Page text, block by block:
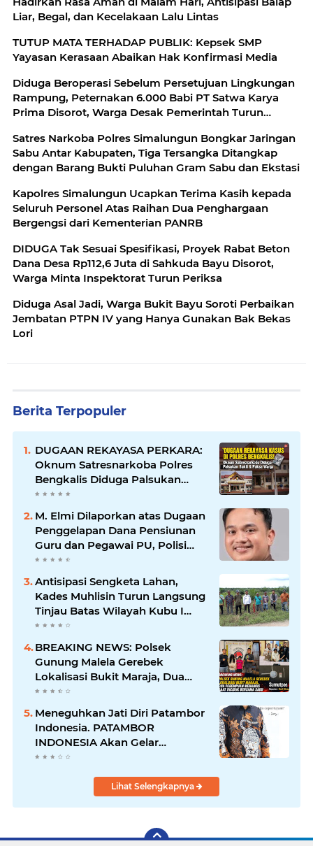
Liar, Begal, dan Kecelakaan Lalu Lintas
TUTUP MATA TERHADAP PUBLIK: Kepsek SMP
Yayasan Kerasaan Abaikan Hak Konfirmasi Media
Diduga Beroperasi Sebelum Persetujuan Lingkungan
Rampung, Peternakan 6.000 Babi PT Satwa Karya
Prima Disorot, Warga Desak Pemerintah Turun
Satres Narkoba Polres Simalungun Bongkar Jaringan
Sabu Antar Kabupaten, Tiga Tersangka Ditangkap
dengan Barang Bukti Puluhan Gram Sabu dan Ekstasi
Kapolres Simalungun Ucapkan Terima Kasih kepada
Seluruh Personel Atas Raihan Dua Penghargaan
Bergengsi dari Kementerian PANRB
DIDUGA Tak Sesuai Spesifikasi, Proyek Rabat Beton
Dana Desa Rp112,6 Juta di Sahkuda Bayu Disorot,
Warga Minta Inspektorat Turun Periksa
Diduga Asal Jadi, Warga Bukit Bayu Soroti Perbaikan
Jembatan PTPN IV yang Hanya Gunakan Bak Bekas
Lori
Berita Terpopuler
DUGAAN REKAYASA PERKARA:
Oknum Satresnarkoba Polres
Bengkalis Diduga Palsukan
Barang Bukti Hingga Paksa
Warga Hadir di TKP
M. Elmi Dilaporkan atas Dugaan
Penggelapan Dana Pensiunan
Guru dan Pegawai PU, Polisi
Pastikan Proses Hukum
Berjalan
Antisipasi Sengketa Lahan,
Kades Muhlisin Turun Langsung
Tinjau Batas Wilayah Kubu I
yang Diduga Diserobot PT Jatim
BREAKING NEWS: Polsek
Gunung Malela Gerebek
Lokalisasi Bukit Maraja, Dua
Perempuan Menangis Saat
Diciduk Bersama Sabu
Meneguhkan Jati Diri Patambor
Indonesia. PATAMBOR
INDONESIA Akan Gelar
RAKERNAS II Di Jakarta.
Lihat Selengkapnya